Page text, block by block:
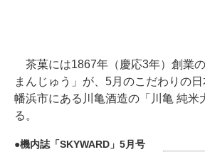
茶菓には1867年（慶応3年）創業
まんじゅう」が、5月のこだわりの
幡浜市にある川亀酒造の「川亀 純米
る。
機内誌「SKYWARD」5月号